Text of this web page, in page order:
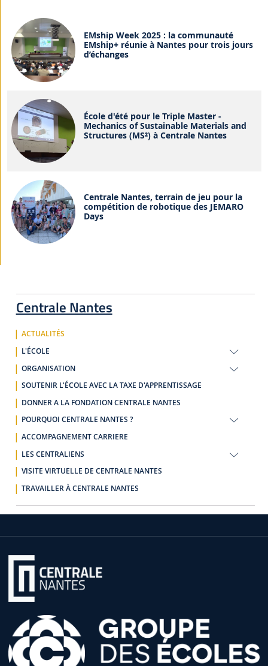
Centrale Nantes
ACTUALITÉS
L'ÉCOLE
ORGANISATION
SOUTENIR L'ÉCOLE AVEC LA TAXE D'APPRENTISSAGE
DONNER A LA FONDATION CENTRALE NANTES
POURQUOI CENTRALE NANTES ?
ACCOMPAGNEMENT CARRIERE
LES CENTRALIENS
VISITE VIRTUELLE DE CENTRALE NANTES
TRAVAILLER À CENTRALE NANTES
EMship Week 2025 : la communauté
EMship+ réunie à Nantes pour trois jours
d’échanges
École d'été pour le Triple Master -
Mechanics of Sustainable Materials and
Structures (MS²) à Centrale Nantes
Centrale Nantes, terrain de jeu pour la
compétition de robotique des JEMARO
Days